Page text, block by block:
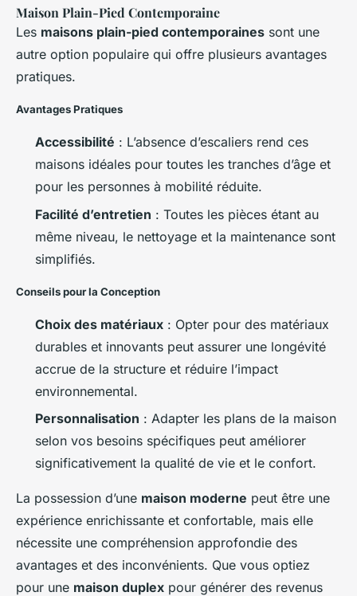
Maison Plain-Pied Contemporaine
Les maisons plain-pied contemporaines sont une
autre option populaire qui offre plusieurs avantages
pratiques.
Avantages Pratiques
Accessibilité : L’absence d’escaliers rend ces
maisons idéales pour toutes les tranches d’âge et
pour les personnes à mobilité réduite.
Facilité d’entretien : Toutes les pièces étant au
même niveau, le nettoyage et la maintenance sont
simplifiés.
Conseils pour la Conception
Choix des matériaux : Opter pour des matériaux
durables et innovants peut assurer une longévité
accrue de la structure et réduire l’impact
environnemental.
Personnalisation : Adapter les plans de la maison
selon vos besoins spécifiques peut améliorer
significativement la qualité de vie et le confort.
La possession d’une maison moderne peut être une
expérience enrichissante et confortable, mais elle
nécessite une compréhension approfondie des
avantages et des inconvénients. Que vous optiez
pour une maison duplex pour générer des revenus